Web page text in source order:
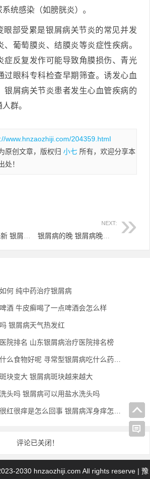
统感染（如膀胱炎）。
眼部受累是银屑病关节炎的常见并发
、葡萄膜炎、结膜炎等炎症性疾病。
症反复发作可能导致角膜损伤、青光
过眼科专科检查早期筛查。诱发心血
银屑病关节炎患者发生心血管疾病的
群。
www.hnzaozhiji.com/204359.html
原创文章，版权归 小七 所有，欢迎分享本
处！
NEXT:
何 纯中药治疗银屑病
酒 牛皮癣喝了一点啤酒会怎么样
银屑病天气热发红
院排名 山东银屑病治疗医院排名榜
食物好呢 寻常型银屑病吃什么药效果好
块变大 银屑病斑块越来越大
头吗 银屑病可以用盐水洗头吗
很痒是怎么回事 银屑病浑身痒怎么办
评论已关闭！
2030 hnzaozhiji.com All rights reserve | 豫